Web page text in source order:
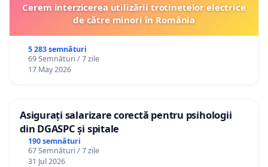
Cerem interzicerea utilizării trotinetelor electrice
de către minori în România
5 283 semnături
69 Semnături / 7 zile
17 May 2026
Asigurați salarizare corectă pentru psihologii
din DGASPC și spitale
190 semnături
67 Semnături / 7 zile
31 Jul 2026